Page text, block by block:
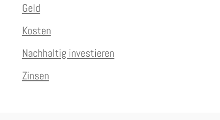
Geld
Kosten
Nachhaltig investieren
Zinsen